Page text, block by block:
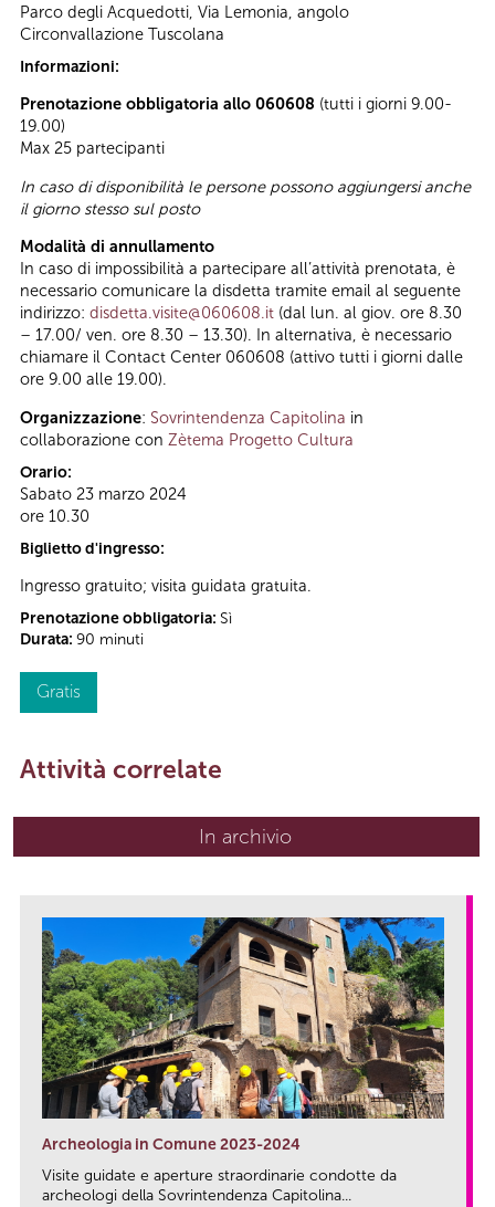
Parco degli Acquedotti, Via Lemonia, angolo
Circonvallazione Tuscolana
Informazioni:
Prenotazione obbligatoria allo 060608 (tutti i giorni 9.00-
19.00)
Max 25 partecipanti
In caso di disponibilità le persone possono aggiungersi anche
il giorno stesso sul posto
Modalità di annullamento
In caso di impossibilità a partecipare all’attività prenotata, è
necessario comunicare la disdetta tramite email al seguente
indirizzo: disdetta.visite@060608.it (dal lun. al giov. ore 8.30
– 17.00/ ven. ore 8.30 – 13.30). In alternativa, è necessario
chiamare il Contact Center 060608 (attivo tutti i giorni dalle
ore 9.00 alle 19.00).
Organizzazione: Sovrintendenza Capitolina in
collaborazione con Zètema Progetto Cultura
Orario:
Sabato 23 marzo 2024
ore 10.30
Biglietto d'ingresso:
Ingresso gratuito; visita guidata gratuita.
Prenotazione obbligatoria: Sì
Durata: 90 minuti
Gratis
Attività correlate
In archivio
Archeologia in Comune 2023-2024
Visite guidate e aperture straordinarie condotte da
archeologi della Sovrintendenza Capitolina...